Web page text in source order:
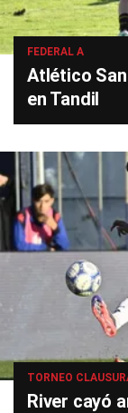
FEDERAL A
Atlético
en Tandil
TORNEO
River cayó